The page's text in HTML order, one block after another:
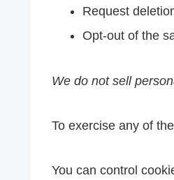
Request
Opt-out of the
We do not sell
To exercise any of
You can control